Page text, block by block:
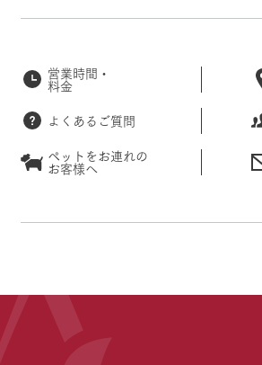
営業時間・
料金
よくあるご質問
ペットをお連れの
お客様へ